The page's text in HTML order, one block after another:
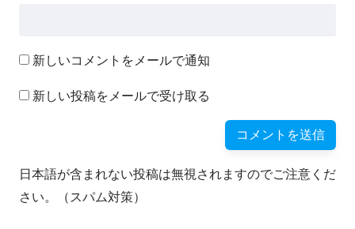
新しいコメントをメールで通知
新しい投稿をメールで受け取る
日本語が含まれない投稿は無視されますのでご注意くだ
さい。（スパム対策）